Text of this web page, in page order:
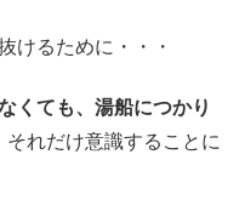
けるために・・・
くても、湯船につかり
それだけ意識することに